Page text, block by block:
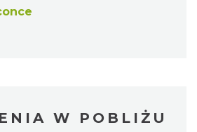
W POBLIŻU